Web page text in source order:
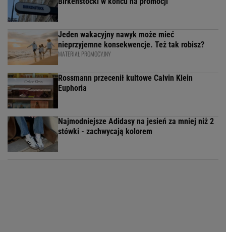
Jeden wakacyjny nawyk może mieć
nieprzyjemne konsekwencje. Też tak robisz?
MATERIAŁ PROMOCYJNY
Rossmann przecenił kultowe Calvin Klein
Euphoria
Najmodniejsze Adidasy na jesień za mniej niż 2
stówki - zachwycają kolorem